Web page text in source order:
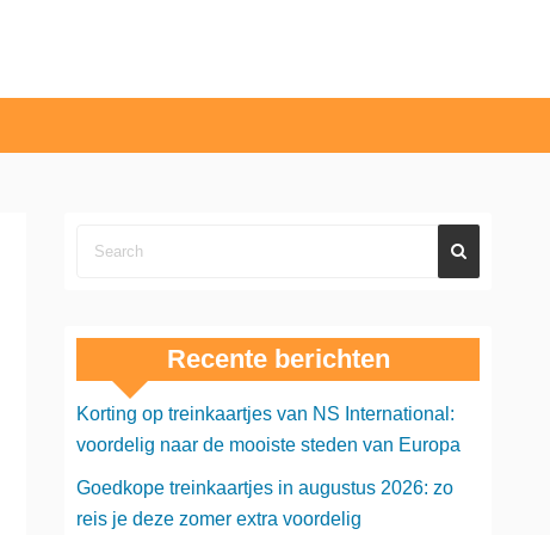
Recente berichten
Korting op treinkaartjes van NS International:
voordelig naar de mooiste steden van Europa
Goedkope treinkaartjes in augustus 2026: zo
reis je deze zomer extra voordelig